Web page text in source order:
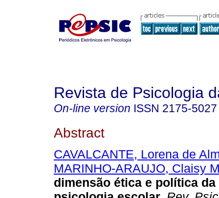
Revista de Psicologia
On-line version ISSN 2175-5027
Abstract
CAVALCANTE, Lorena de
MARINHO-ARAUJO, Claisy
dimensão ética e política